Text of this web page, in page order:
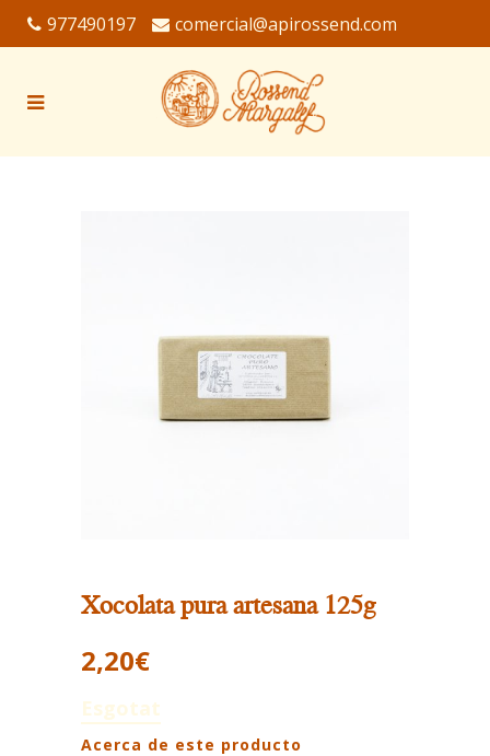
977490197 comercial@apirossend.com
Xocolata pura artesana 125g
2,20€
Esgotat
Acerca de este producto